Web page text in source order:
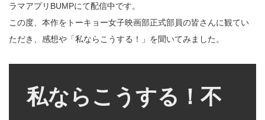
ラマアプリBUMPにて配信中です。
この度、本作をトーキョー女子映画部正式部員の皆さんに観てい
ただき、感想や「私ならこうする！」を聞いてみました。
私ならこうする！不